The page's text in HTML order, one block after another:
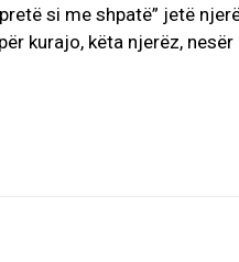
si me shpatë” jetë
kurajo, këta njerëz,